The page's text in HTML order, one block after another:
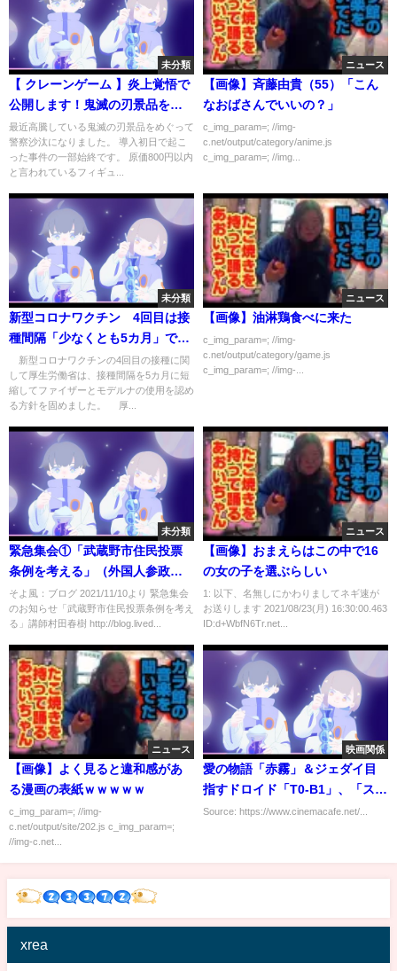
未分類
【 クレーンゲーム 】炎上覚悟で
公開します！鬼滅の刃景品をめ
ぐって警察沙汰になること
に…！！【 鬼滅の刃 】日本夾娃
娃機
最近高騰している鬼滅の刃景品をめぐって
警察沙汰になりました。 導入初日で起こ
った事件の一部始終です。 原価800円以内
と言われているフィギュ...
ニュース
【画像】斉藤由貴（55）「こん
なおばさんでいいの？」
c_img_param=; //img-
c.net/output/category/anime.js
c_img_param=; //img...
未分類
新型コロナワクチン 4回目は接
種間隔「少なくとも5カ月」で了
承(2022年4月25日)
新型コロナワクチンの4回目の接種に関
して厚生労働省は、接種間隔を5カ月に短
縮してファイザーとモデルナの使用を認め
る方針を固めました。 厚...
ニュース
【画像】油淋鶏食べに来た
c_img_param=; //img-
c.net/output/category/game.js
c_img_param=; //img-...
未分類
緊急集会①「武蔵野市住民投票
条例を考える」（外国人参政
権：松下玲子市長の暴挙）市当
局は対話出席を拒否【開会挨拶
金子宗徳氏 武蔵野市の住民投票
条例を考える会代表】
2021/11/13 武蔵野芸能劇場
そよ風：ブログ 2021/11/10より 緊急集会
のお知らせ「武蔵野市住民投票条例を考え
る」講師村田春樹 http://blog.lived...
ニュース
【画像】おまえらはこの中で16
の女の子を選ぶらしい
1: 以下、名無しにかわりましてネギ速が
お送りします 2021/08/23(月) 16:30:00.463
ID:d+WbfN6Tr.net...
ニュース
【画像】よく見ると違和感があ
る漫画の表紙ｗｗｗｗｗ
c_img_param=; //img-
c.net/output/site/202.js c_img_param=;
//img-c.net...
映画関係
愛の物語「赤霧」＆ジェダイ目
指すドロイド「T0-B1」、「スタ
ー・ウォーズ：ビジョンズ」2編
Source: https://www.cinemacafe.net/...
xrea